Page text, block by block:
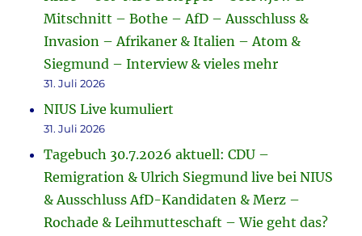
Mitschnitt – Bothe – AfD – Ausschluss &
Invasion – Afrikaner & Italien – Atom &
Siegmund – Interview & vieles mehr
31. Juli 2026
NIUS Live kumuliert
31. Juli 2026
Tagebuch 30.7.2026 aktuell: CDU –
Remigration & Ulrich Siegmund live bei NIUS
& Ausschluss AfD-Kandidaten & Merz –
Rochade & Leihmutteschaft – Wie geht das?